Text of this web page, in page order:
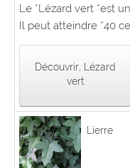
Le *Lézard vert *est
Il peut atteindre *40
Découvrir, Lézard
vert
Lierre